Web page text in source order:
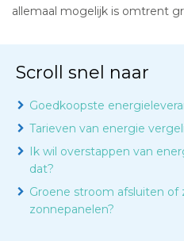
allemaal mogelijk is omtrent
Scroll snel naar
Goedkoopste
Tarieven van energie
Ik wil overstappen van
dat?
Groene stroom afsluiten
zonnepanelen?